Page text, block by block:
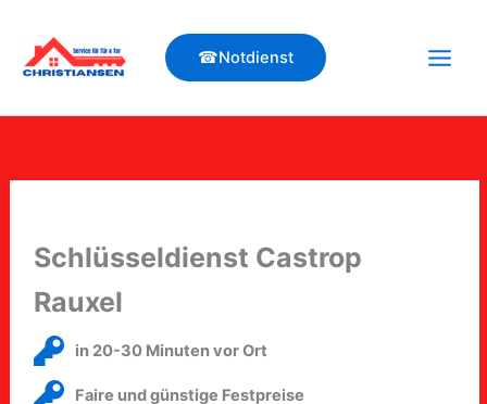
springen
☎Notdienst
Schlüsseldienst Castrop
Rauxel
in 20-30 Minuten vor Ort
Faire und günstige Festpreise